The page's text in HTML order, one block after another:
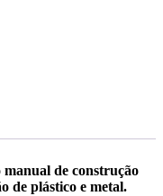
de construção
de plástico e metal.